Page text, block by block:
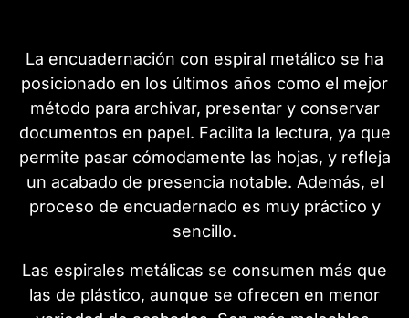
La encuadernación con espiral metálico se ha
posicionado en los últimos años como el mejor
método para archivar, presentar y conservar
documentos en papel. Facilita la lectura, ya que
permite pasar cómodamente las hojas, y refleja
un acabado de presencia notable. Además, el
proceso de encuadernado es muy práctico y
sencillo.
Las espirales metálicas se consumen más que
las de plástico, aunque se ofrecen en menor